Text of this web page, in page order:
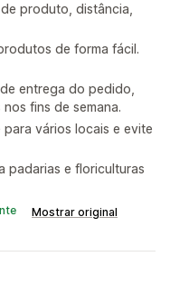
produto, distância,
de forma fácil.
entrega do pedido,
fins de semana.
vários locais e evite
padarias e floriculturas
Mostrar original